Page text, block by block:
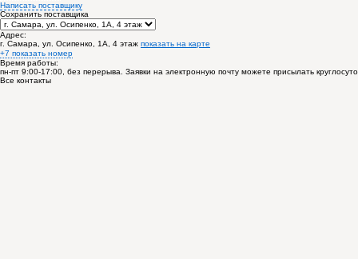
Написать поставщику
Сохранить поставщика
Адрес:
г. Самара, ул. Осипенко, 1А, 4 этаж показать на карте
+7 показать номер
Время работы:
пн-пт 9:00-17:00, без перерыва. Заявки на электронную почту можете присылать
Все контакты